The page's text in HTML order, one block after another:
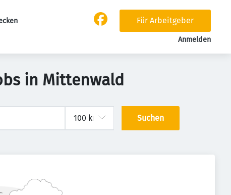
Für Arbeitgeber
Anmelden
in Mittenwald
Suchen